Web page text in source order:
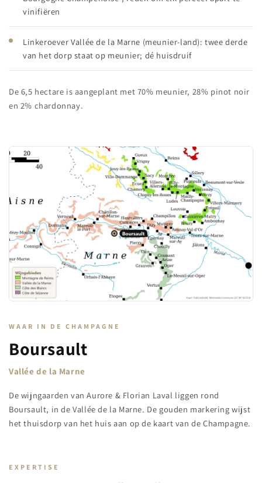
vinifiëren
Linkeroever Vallée de la Marne (meunier-land): twee derde
van het dorp staat op meunier; dé huisdruif
De 6,5 hectare is aangeplant met 70% meunier, 28% pinot noir
en 2% chardonnay.
WAAR IN DE CHAMPAGNE
Boursault
Vallée de la Marne
De wijngaarden van Aurore & Florian Laval liggen rond
Boursault, in de Vallée de la Marne. De gouden markering wijst
het thuisdorp van het huis aan op de kaart van de Champagne.
EXPERTISE